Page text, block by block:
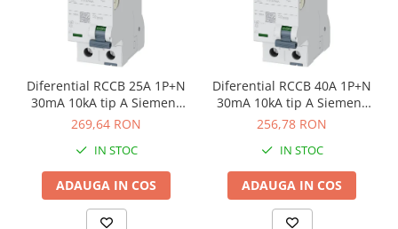
Diferential RCCB 25A 1P+N
30mA 10kA tip A Siemens
5SV3312-6
269,64 RON
IN STOC
ADAUGA IN COS
Diferential RCCB 40A 1P+N
30mA 10kA tip A Siemens
5SV3314-6
256,78 RON
IN STOC
ADAUGA IN COS